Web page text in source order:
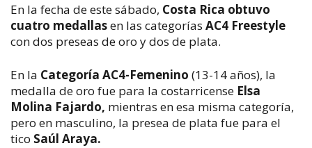
En la fecha de este sábado, Costa Rica obtuvo
cuatro medallasen las categorías AC4 Freestyle
con dos preseas de oro y dos de plata.
En la Categoría AC4-Femenino (13-14 años), la
medalla de oro fue para la costarricense Elsa
Molina Fajardo, mientras en esa misma categoría,
pero en masculino, la presea de plata fue para el
tico Saúl Araya.